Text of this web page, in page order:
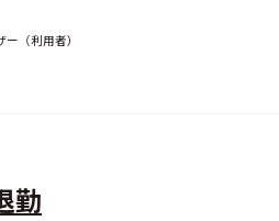
（利用者）
勤